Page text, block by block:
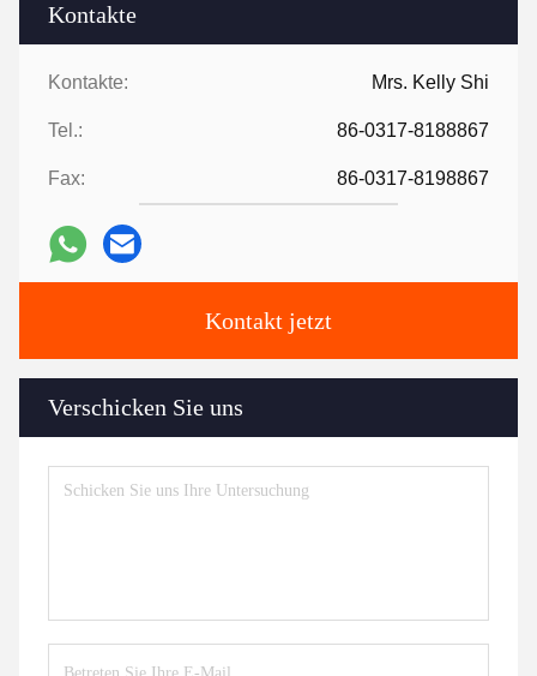
Kontakte
Kontakte: Mrs. Kelly Shi
Tel.: 86-0317-8188867
Fax: 86-0317-8198867
Kontakt jetzt
Verschicken Sie uns